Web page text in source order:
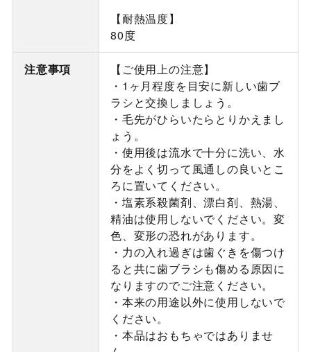
【耐熱温度】
80度
注意事項
【ご使用上の注意】
・1ヶ月程度を目安に新しい歯ブ
ラシと交換しましょう。
・毛先がひらいたらとりかえまし
ょう。
・使用後は流水で十分に洗い、水
分をよく切って風通しの良いとこ
ろに置いてください。
・塩素系殺菌剤、漂白剤、熱湯、
精油は使用しないでください。変
色、変形の恐れがあります。
・力の入れ過ぎは歯ぐきを傷つけ
ると共に歯ブラシも傷める原因に
なりますのでご注意ください。
・本来の用途以外に使用しないで
ください。
・本品はおもちゃではありませ